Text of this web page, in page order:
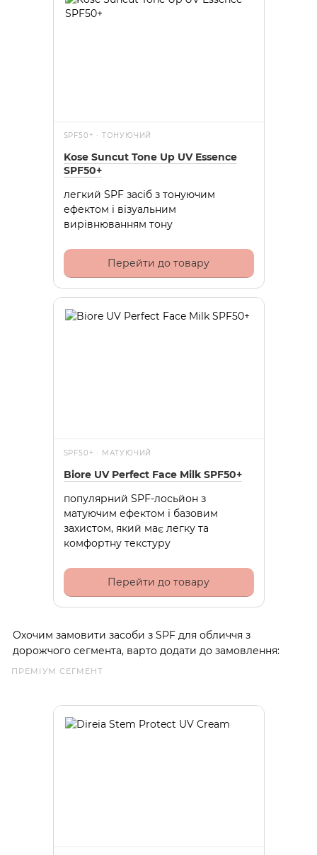
SPF50+ · ТОНУЮЧИЙ
Kose Suncut Tone Up UV Essence
SPF50+
легкий SPF засіб з тонуючим
ефектом і візуальним
вирівнюванням тону
Перейти до товару
SPF50+ · МАТУЮЧИЙ
Biore UV Perfect Face Milk SPF50+
популярний SPF-лосьйон з
матуючим ефектом і базовим
захистом, який має легку та
комфортну текстуру
Перейти до товару
Охочим замовити засоби з SPF для обличчя з
дорожчого сегмента, варто додати до замовлення:
ПРЕМІУМ СЕГМЕНТ